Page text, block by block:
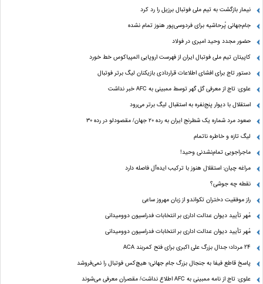
نیمار بازگشت به تیم ملی فوتبال برزیل را رد کرد
جام‌جهانی پُرحاشیه برای فردوسی‌پور هنوز تمام نشده
حضور مجدد وحید امیری در فولاد
کاپیتان تیم ملی فوتبال ایران از فهرست اروپایی المپیاکوس خط خورد
دستور تاج برای افشای اطلاعات قراردادی بازیکنان لیگ برتر فوتبال
علوی: تاج از معرفی گل گهر توسط ممبینی به AFC خبر نداشت
استقلال با دیوار پنج‌نفره به استقبال لیگ برتر می‌رود
صعود مرد شماره یک شطرنج ایران به رده ۲۰ جهان/ مقصودلو در رده ۳۰
لیگ تازه و خاطره ناتمام
ماجراجویی تمام‌نشدنی وحید!
مراغه چیان: استقلال هنوز با ترکیب ایده‌آل فاصله دارد
نقطه چه جوشی؟
راز موفقیت دختران تکواندو از زبان مهروز ساعی
مُهر تأیید دیوان عدالت اداری بر انتخابات فدراسیون دوومیدانی
مُهر تأیید دیوان عدالت اداری بر انتخابات فدراسیون دوومیدانی
24 مرداد؛ جدال بزرگ علی‌ اکبری برای فتح کمربند ACA
پاسخ قاطع فیفا به جنجال بزرگ جام جهانی؛ هیچ‌کس فوتبال را نمی‌فروشد
علوی: تاج از نامه ممبینی به AFC اطلاع نداشت/ مقصران معرفی می‌شوند